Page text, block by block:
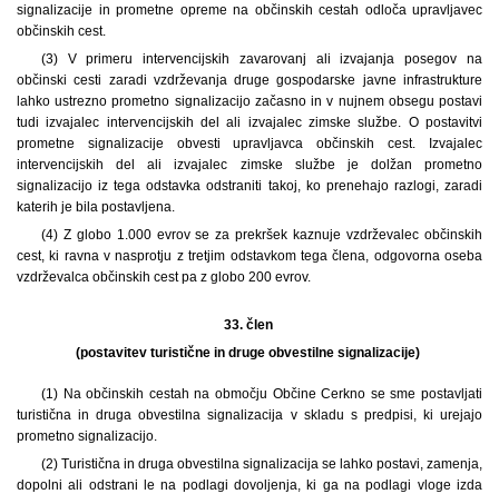
signalizacije in prometne opreme na občinskih cestah odloča upravljavec
občinskih cest.
(3) V primeru intervencijskih zavarovanj ali izvajanja posegov na
občinski cesti zaradi vzdrževanja druge gospodarske javne infrastrukture
lahko ustrezno prometno signalizacijo začasno in v nujnem obsegu postavi
tudi izvajalec intervencijskih del ali izvajalec zimske službe. O postavitvi
prometne signalizacije obvesti upravljavca občinskih cest. Izvajalec
intervencijskih del ali izvajalec zimske službe je dolžan prometno
signalizacijo iz tega odstavka odstraniti takoj, ko prenehajo razlogi, zaradi
katerih je bila postavljena.
(4) Z globo 1.000 evrov se za prekršek kaznuje vzdrževalec občinskih
cest, ki ravna v nasprotju z tretjim odstavkom tega člena, odgovorna oseba
vzdrževalca občinskih cest pa z globo 200 evrov.
33. člen
(postavitev turistične in druge obvestilne signalizacije)
(1) Na občinskih cestah na območju Občine Cerkno se sme postavljati
turistična in druga obvestilna signalizacija v skladu s predpisi, ki urejajo
prometno signalizacijo.
(2) Turistična in druga obvestilna signalizacija se lahko postavi, zamenja,
dopolni ali odstrani le na podlagi dovoljenja, ki ga na podlagi vloge izda